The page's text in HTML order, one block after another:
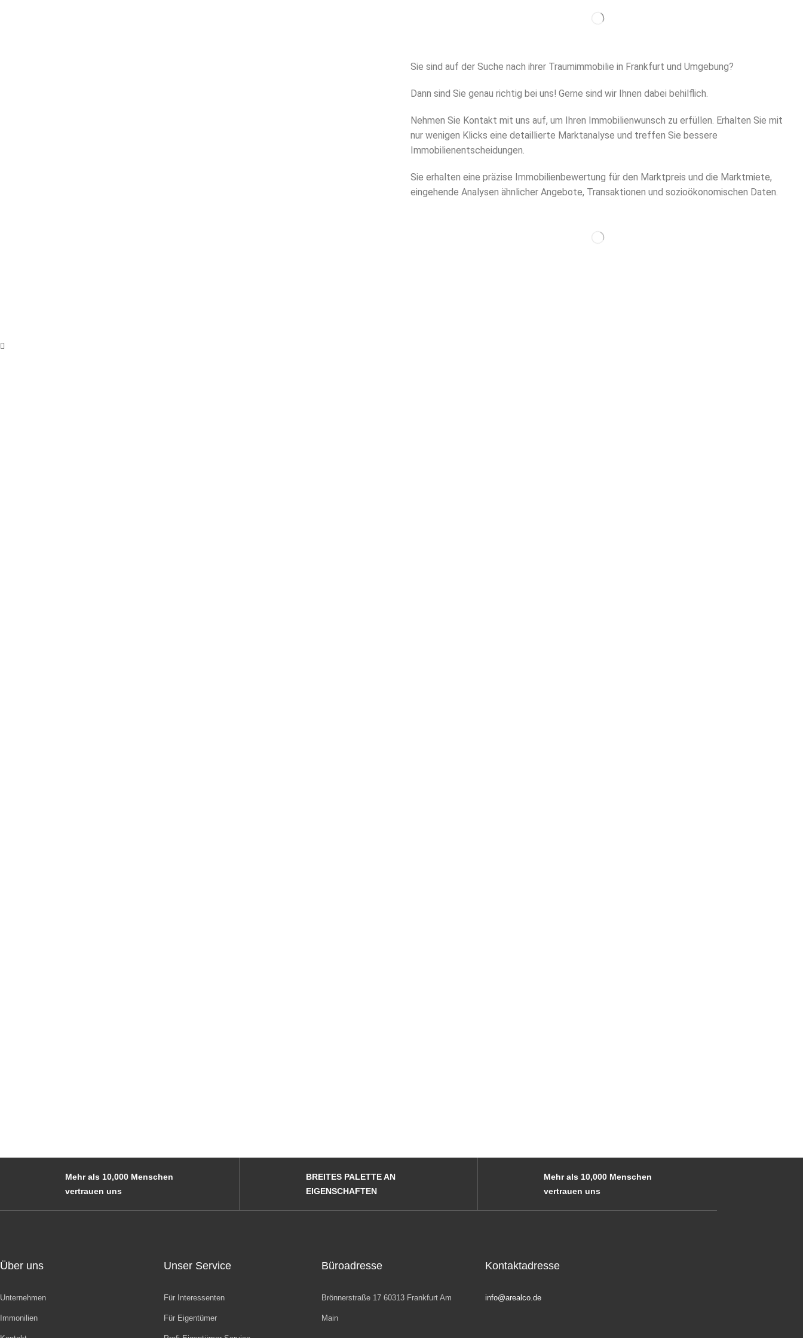
Sie sind auf der Suche nach ihrer Traumimmobilie in Frankfurt und Umgebung?
Dann sind Sie genau richtig bei uns! Gerne sind wir Ihnen dabei behilflich.
Nehmen Sie Kontakt mit uns auf, um Ihren Immobilienwunsch zu erfüllen. Erhalten Sie mit
nur wenigen Klicks eine detaillierte Marktanalyse und treffen Sie bessere
Immobilienentscheidungen.
Sie erhalten eine präzise Immobilienbewertung für den Marktpreis und die Marktmiete,
eingehende Analysen ähnlicher Angebote, Transaktionen und sozioökonomischen Daten.
Mehr als 10,000 Menschen
vertrauen uns
BREITES PALETTE AN
EIGENSCHAFTEN
Mehr als 10,000 Menschen
vertrauen uns
Über uns
Unternehmen
Immonilien
Unser Service
Für Interessenten
Für Eigentümer
Büroadresse
Brönnerstraße 17 60313 Frankfurt Am
Main
Kontaktadresse
info@arealco.de